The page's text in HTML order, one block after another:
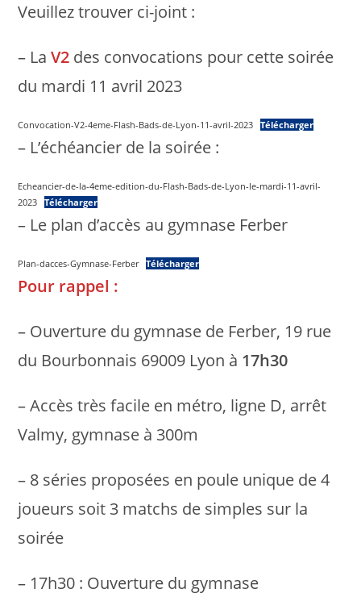
Veuillez trouver ci-joint :
– LaV2 des convocations pour cette soirée
du mardi 11 avril 2023
Convocation-V2-4eme-Flash-Bads-de-Lyon-11-avril-2023 Télécharger
– L’échéancier de la soirée :
Echeancier-de-la-4eme-edition-du-Flash-Bads-de-Lyon-le-mardi-11-avril-
2023 Télécharger
– Le plan d’accès au gymnase Ferber
Plan-dacces-Gymnase-Ferber Télécharger
Pour rappel :
– Ouverture du gymnase de Ferber, 19 rue
du Bourbonnais 69009 Lyon à 17h30
– Accès très facile en métro, ligne D, arrêt
Valmy, gymnase à 300m
– 8 séries proposées en poule unique de 4
joueurs soit 3 matchs de simples sur la
soirée
– 17h30 : Ouverture du gymnase